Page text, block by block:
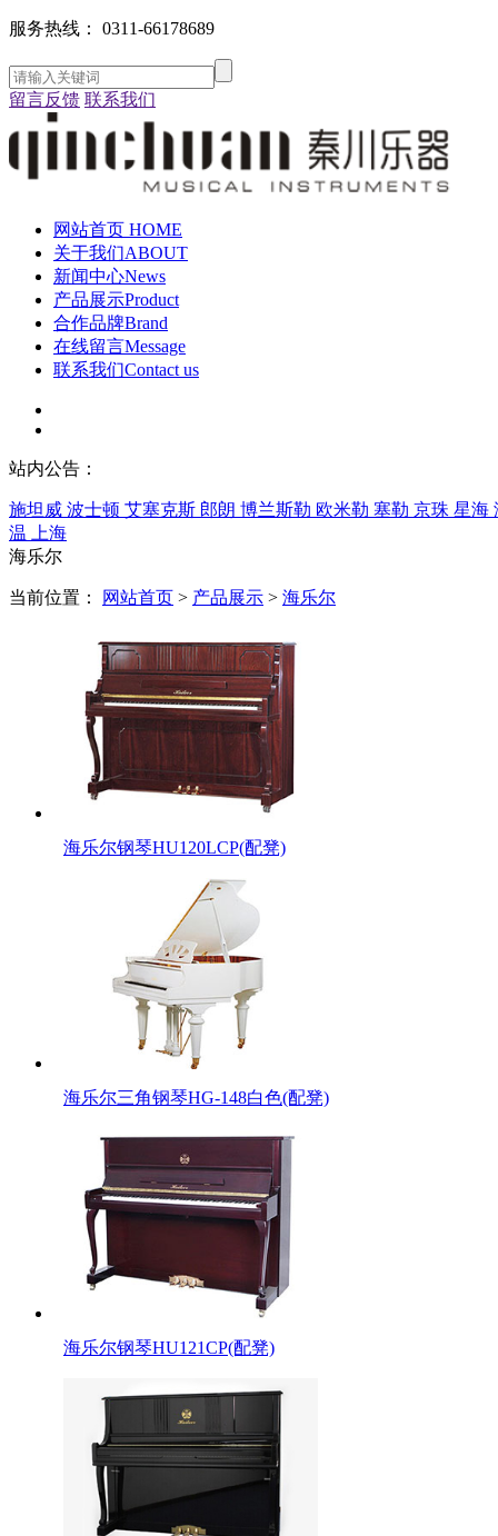
服务热线： 0311-66178689
留言反馈 联系我们
网站首页 HOME
关于我们ABOUT
新闻中心News
产品展示Product
合作品牌Brand
在线留言Message
联系我们Contact us
站内公告：
施坦威 波士顿 艾塞克斯 郎朗 博兰斯勒 欧米勒 塞勒 京珠 星海
温
上海
海乐尔
当前位置： 网站首页 > 产品展示 > 海乐尔
​海乐尔钢琴HU120LCP(配凳)
海乐尔三角钢琴HG-148白色(配凳)
​​海乐尔钢琴HU121CP(配凳)